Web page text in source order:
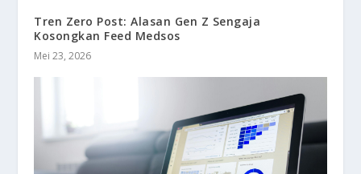
Tren Zero Post: Alasan Gen Z Sengaja
Kosongkan Feed Medsos
Mei 23, 2026